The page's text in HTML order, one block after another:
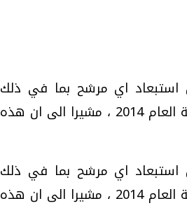
استبعاد اي مرشح بما في ذلك
الرئيس السوري بشار الاسد من الترشح الى الانتخابات الرئاسية العام 2014 ، مشيرا الى ان هذه
استبعاد اي مرشح بما في ذلك
الرئيس السوري بشار الاسد من الترشح الى الانتخابات الرئاسية العام 2014 ، مشيرا الى ان هذه
دليلك للتنسيق الجامعي .. تساؤلات
وإجابات